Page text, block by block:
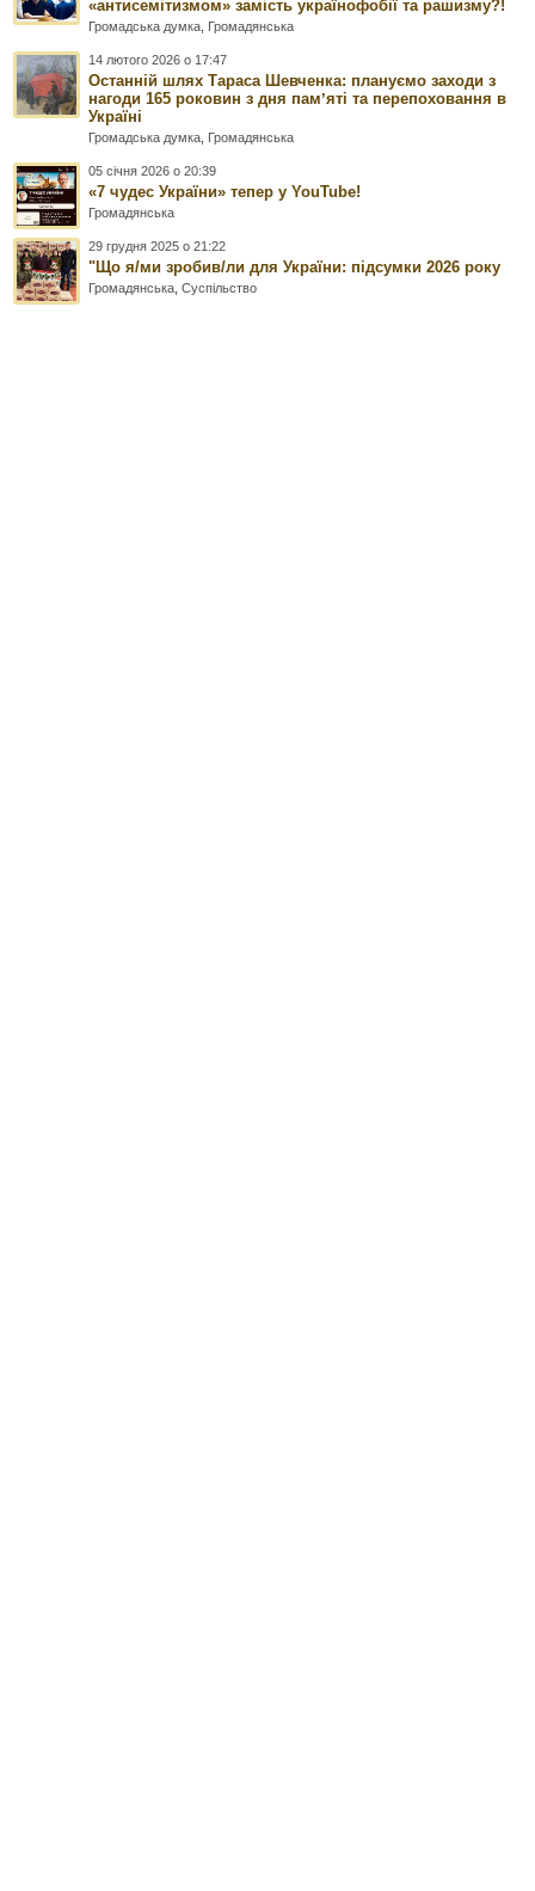
«антисемітизмом» замість українофобії та рашизму?!
Громадська думка Громадянська
14 лютого 2026 о 17:47
Останній шлях Тараса Шевченка: плануємо заходи з
нагоди 165 роковин з дня памʼяті та перепоховання в
Україні
Громадська думка Громадянська
05 січня 2026 о 20:39
«7 чудес України» тепер у YouTube!
Громадянська
29 грудня 2025 о 21:22
"Що я/ми зробив/ли для України: підсумки 2026 року
Громадянська ,Суспільство